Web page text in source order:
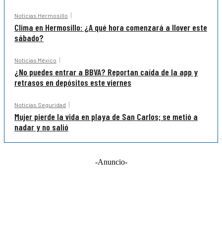
Noticias Hermosillo
Clima en Hermosillo: ¿A qué hora comenzará a llover este
sábado?
Noticias México
¿No puedes entrar a BBVA? Reportan caída de la app y
retrasos en depósitos este viernes
Noticias Seguridad
Mujer pierde la vida en playa de San Carlos; se metió a
nadar y no salió
-Anuncio-